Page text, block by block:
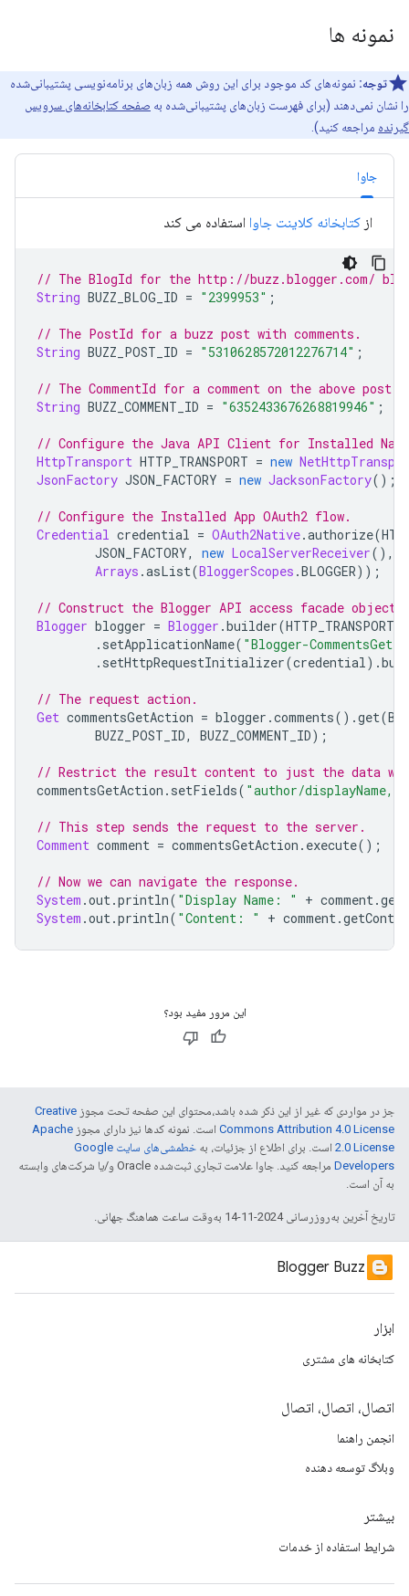
نمونه ها
توجه: نمونه‌های کد موجود برای این روش همه زبان‌های برنامه‌نویسی پشتیبانی‌شده
را نشان نمی‌دهند (برای فهرست زبان‌های پشتیبانی‌شده به صفحه کتابخانه‌های سرویس
گیرنده مراجعه کنید).
جاوا
از کتابخانه کلاینت جاوا استفاده می کند
// The BlogId for the http://buzz.blogger.com/
String BUZZ_BLOG_ID = "2399953" ;
// The PostId for a buzz post with comments.
String BUZZ_POST_ID = "5310628572012276714" ;
// The CommentId for a comment on the above post.
String BUZZ_COMMENT_ID = "6352433676268819946" ;
// Configure the Java API Client for Installed
HttpTransport HTTP_TRANSPORT = new
JsonFactory JSON_FACTORY = new JacksonFactory();
// Configure the Installed App OAuth2 flow.
Credential credential = OAuth2Native.authorize(
JSON_FACTORY, new LocalServerReceiver(),
Arrays .asList(BloggerScopes .BLOGGER));
// Construct the Blogger API access facade object.
Blogger blogger = Blogger .builder(HTTP_TRANSPORT
. setApplicationName( "Blogger-
. setHttpRequestInitializer(credential).
// The request action.
Get commentsGetAction = blogger .comments().get(
BUZZ_POST_ID, BUZZ_COMMENT_ID);
// Restrict the result content to just the data we
commentsGetAction . setFields( "author/
// This step sends the request to the server.
Comment comment = commentsGetAction . execute();
// Now we can navigate the response.
System .out.println( "Display Name: " + comment.
System .out.println( "Content: " + comment.
این مرور مفید بود؟
جز در مواردی که غیر از این ذکر شده باشد،‌محتوای این صفحه تحت مجوز Creative
Commons Attribution 4.0 License است. نمونه کدها نیز دارای مجوز Apache
2.0 License است. برای اطلاع از جزئیات، به
خطمشی‌های سایت Google
Developers‏
مراجعه کنید. جاوا علامت تجاری ثبت‌شده Oracle و/یا شرکت‌های وابسته
به آن است.
تاریخ آخرین به‌روزرسانی 2024-11-14 به‌وقت ساعت هماهنگ جهانی.
Blogger Buzz
ابزار
کتابخانه های مشتری
اتصال، اتصال، اتصال
انجمن راهنما
وبلاگ توسعه دهنده
بیشتر
شرایط استفاده از خدمات